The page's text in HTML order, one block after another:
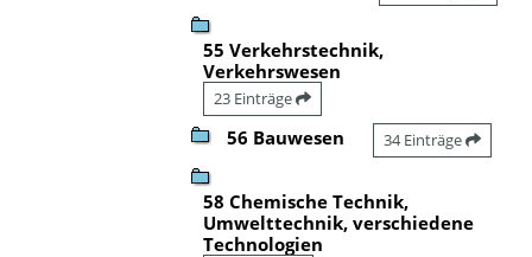
55 Verkehrstechnik,
Verkehrswesen
23 Einträge
56 Bauwesen 34 Einträge
58 Chemische Technik,
Umwelttechnik, verschiedene
Technologien